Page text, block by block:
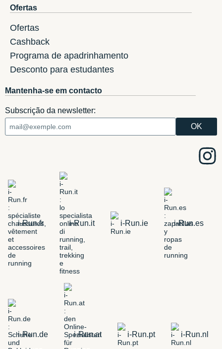
Ofertas
Ofertas
Cashback
Programa de apadrinhamento
Desconto para estudantes
Mantenha-se em contacto
Subscrição da newsletter:
i-Run.fr i-Run.it i-Run.ie i-Run.es
i-Run.de i-Run.at i-Run.pt i-Run.nl